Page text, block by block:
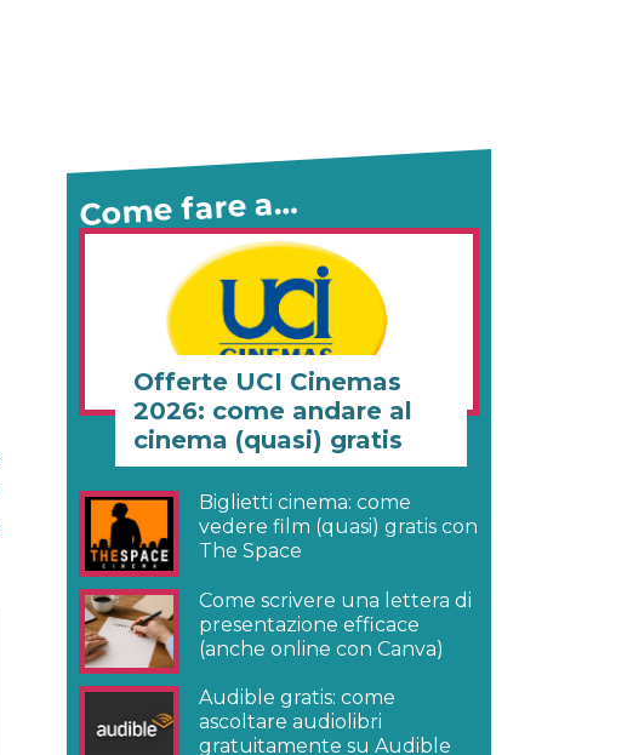
Come fare a…
Offerte UCI Cinemas
2026: come andare al
cinema (quasi) gratis
Biglietti cinema: come
vedere film (quasi) gratis con
The Space
Come scrivere una lettera di
presentazione efficace
(anche online con Canva)
Audible gratis: come
ascoltare audiolibri
gratuitamente su Audible